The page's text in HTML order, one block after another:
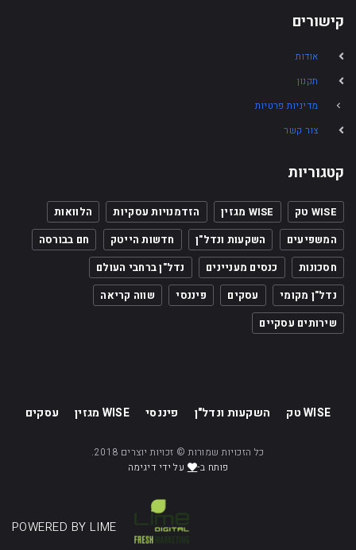
קישורים
אודות
תקנון
מדיניות פרטיות
צור קשר
קטגוריות
WISE טק WISE מגזין הזדמנויות עסקיות
הלוואות
המשפיעים
השקעות ונדל"ן חדשות הייטק
חם בבורסה
חסכונות
כנסים מעניינים
נדל"ן ברחבי העולם
נדל"ן מקומי
עסקים פיננסי
שווה קריאה
שירותים עסקיים
WISE טק השקעות ונדל"ן פיננסי WISE מגזין עסקים
כל הזכויות שמורות © זכויות יוצרים 2018.
פותח ב-
על ידי דיגימה
POWERED BY LIME